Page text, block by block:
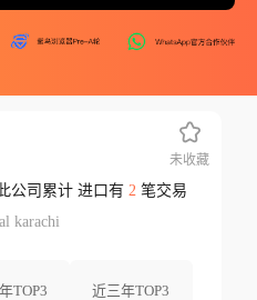
公司累计 进口有 2笔交易
karachi
TOP3
近三年TOP3
未收藏